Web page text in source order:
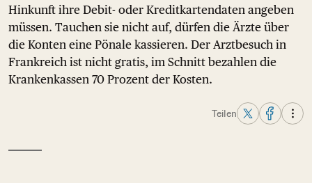
Hinkunft ihre Debit- oder Kreditkartendaten angeben
müssen. Tauchen sie nicht auf, dürfen die Ärzte über
die Konten eine Pönale kassieren. Der Arztbesuch in
Frankreich ist nicht gratis, im Schnitt bezahlen die
Krankenkassen 70 Prozent der Kosten.
Teilen